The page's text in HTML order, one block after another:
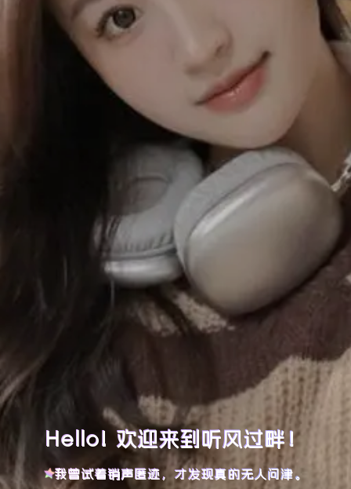
Hello! 欢迎来到听风过畔！
我曾试着销声匿迹，才发现真的无人问津。